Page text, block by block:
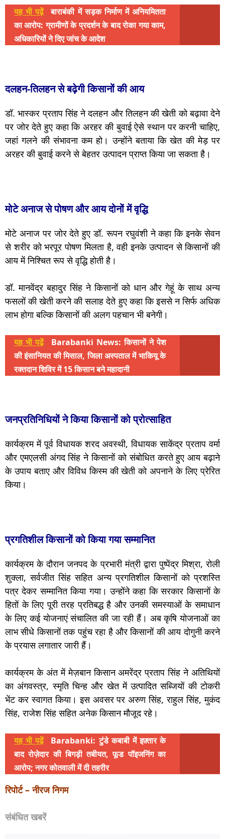
यह भी पढ़ें
बाराबंकी में सड़क निर्माण में अनियमितता
का आरोप: ग्रामीणों के प्रदर्शन के बाद रोका गया काम,
अधिकारियों ने दिए जांच के आदेश
दलहन-तिलहन से बढ़ेगी किसानों की आय
डॉ. भास्कर प्रताप सिंह ने दलहन और तिलहन की खेती को बढ़ावा देने
पर जोर देते हुए कहा कि अरहर की बुवाई ऐसे स्थान पर करनी चाहिए,
जहां गलने की संभावना कम हो। उन्होंने बताया कि खेत की मेड़ पर
अरहर की बुवाई करने से बेहतर उत्पादन प्राप्त किया जा सकता है।
मोटे अनाज से पोषण और आय दोनों में वृद्धि
मोटे अनाज पर जोर देते हुए डॉ. रूपन रघुवंशी ने कहा कि इनके सेवन
से शरीर को भरपूर पोषण मिलता है, वही इनके उत्पादन से किसानों की
आय में निश्चित रूप से वृद्धि होती है।
डॉ. मानवेंद्र बहादुर सिंह ने किसानों को धान और गेहूं के साथ अन्य
फसलों की खेती करने की सलाह देते हुए कहा कि इससे न सिर्फ अधिक
लाभ होगा बल्कि किसानों की अलग पहचान भी बनेगी।
यह भी पढ़ें
Barabanki News: किसानों ने पेश
की इंसानियत की मिसाल, जिला अस्पताल में भाकियू के
रक्तदान शिविर में 15 किसान बने महादानी
जनप्रतिनिधियों ने किया किसानों को प्रोत्साहित
कार्यक्रम में पूर्व विधायक शरद अवस्थी, विधायक साकेंद्र प्रताप वर्मा
और एमएलसी अंगद सिंह ने किसानों को संबोधित करते हुए आय बढ़ाने
के उपाय बताए और विविध किस्म की खेती को अपनाने के लिए प्रेरित
किया।
प्रगतिशील किसानों को किया गया सम्मानित
कार्यक्रम के दौरान जनपद के प्रभारी मंत्री द्वारा पुष्पेंद्र मिश्रा, रोली
शुक्ला, सर्वजीत सिंह सहित अन्य प्रगतिशील किसानों को प्रशस्ति
पत्र देकर सम्मानित किया गया। उन्होंने कहा कि सरकार किसानों के
हितों के लिए पूरी तरह प्रतिबद्ध है और उनकी समस्याओं के समाधान
के लिए कई योजनाएं संचालित की जा रही हैं। अब कृषि योजनाओं का
लाभ सीधे किसानों तक पहुंच रहा है और किसानों की आय दोगुनी करने
के प्रयास लगातार जारी हैं।
कार्यक्रम के अंत में मेज़बान किसान अमरेंद्र प्रताप सिंह ने अतिथियों
का अंगवस्त्र, स्मृति चिन्ह और खेत में उत्पादित सब्जियों की टोकरी
भेंट कर स्वागत किया। इस अवसर पर अरुण सिंह, राहुल सिंह, मुकंद
सिंह, राजेश सिंह सहित अनेक किसान मौजूद रहे।
यह भी पढ़ें
Barabanki: टुंडे कबाबी में इफ़्तार के
बाद रोज़ेदार की बिगड़ी तबीयत, फूड पॉइजनिंग का
आरोप; नगर कोतवाली में दी तहरीर
रिपोर्ट – नीरज निगम
संबंधित खबरें